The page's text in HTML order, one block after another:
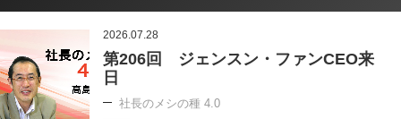
2026.07.28
第206回 ジェンスン・ファンCEO来
日
社長のメシの種 4.0